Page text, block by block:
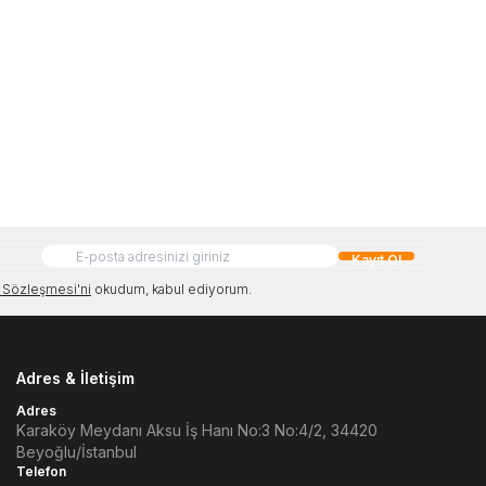
Kayıt Ol
Sözleşmesi'ni okudum, kabul ediyorum.
Adres & İletişim
Adres
Karaköy Meydanı Aksu İş Hanı No:3 No:4/2, 34420
Beyoğlu/İstanbul
Telefon